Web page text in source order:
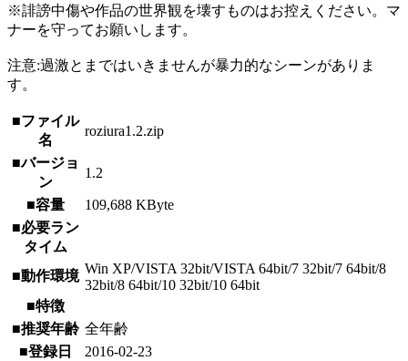
※誹謗中傷や作品の世界観を壊すものはお控えください。マ
ナーを守ってお願いします。
注意:過激とまではいきませんが暴力的なシーンがありま
す。
■ファイル
名
roziura1.2.zip
■バージョ
ン
1.2
■容量
109,688 KByte
■必要ラン
タイム
■動作環境 Win XP/VISTA 32bit/VISTA 64bit/7 32bit/7 64bit/8
32bit/8 64bit/10 32bit/10 64bit
■特徴
■推奨年齢 全年齢
■登録日
2016-02-23